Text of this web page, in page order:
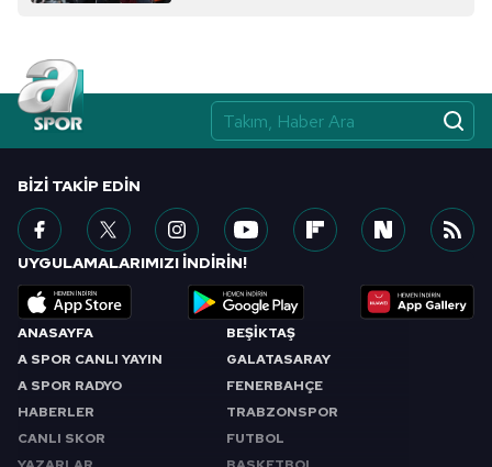
ANASAYFA
A SPOR CANLI YAYIN
A SPOR RADYO
HABERLER
CANLI SKOR
BEŞİKTAŞ
GALATASARAY
FENERBAHÇE
TRABZONSPOR
FUTBOL
BIZI TAKIP EDIN
UYGULAMALARIMIZI İNDİRİN!